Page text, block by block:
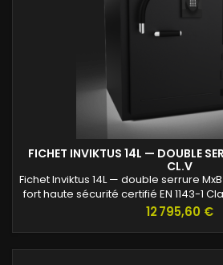
FICHET INVIKTUS 14L — DOUBLE
CL.V
Fichet Inviktus 14L — double serrure
fort haute sécurité certifié EN 1143-1
renforcée contre l’effraction et valeurs
Prix
12 795,60 €